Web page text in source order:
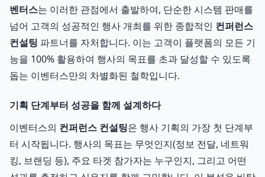
벤터스는 이러한 관점에서 출발하여, 단순한 시스템 판매를
넘어 고객의 성공적인 행사 개최를 위한 종합적인 컨퍼런스
컨설팅 파트너를 자처합니다. 이는 고객이 플랫폼의 모든 기
능을 100% 활용하여 행사의 목표를 초과 달성할 수 있도록
돕는 이벤터스만의 차별화된 철학입니다.
기획 단계부터 성공을 함께 설계하다
이벤터스의 컨퍼런스 컨설팅은 행사 기획의 가장 첫 단계부
터 시작됩니다. 행사의 목표는 무엇인지(정보 전달, 네트워
킹, 브랜딩 등), 주요 타겟 참가자는 누구인지, 그리고 어떤